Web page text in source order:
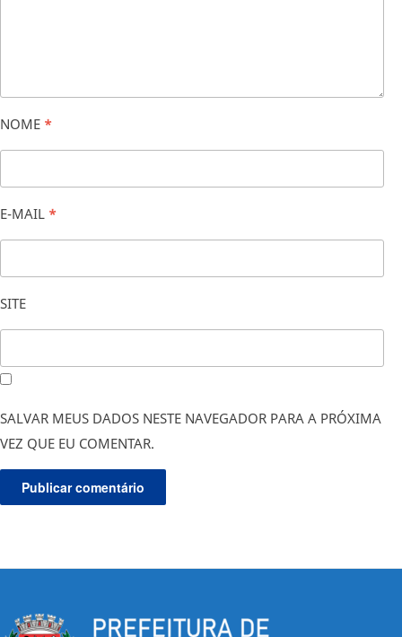
NOME *
E-MAIL *
SITE
SALVAR MEUS DADOS NESTE NAVEGADOR PARA A PRÓXIMA
VEZ QUE EU COMENTAR.